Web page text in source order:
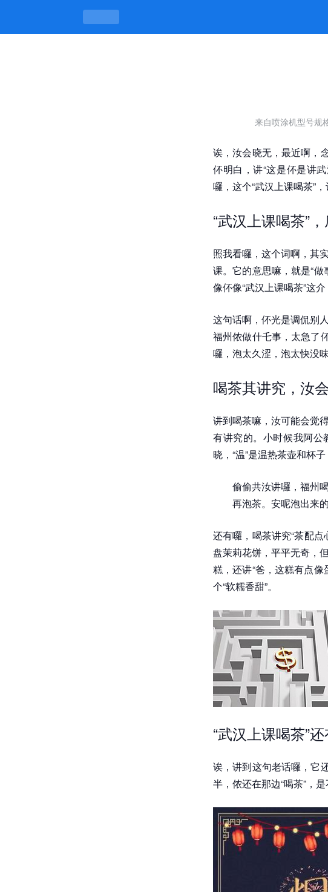
武汉上课喝茶，喝的是“闲情”，不是“规矩” -
来自喷涂机型号规
诶，汝会晓无，最近啊，
伓明白，讲“这是伓是讲
囉，这个“武汉上课喝茶”
“武汉上课喝茶”
照我看囉，这个词啊，其
课。它的意思嘛，就是“
像伓像“武汉上课喝茶”这介
这句话啊，伓光是调侃别
福州侬做什乇事，太急了
囉，泡太久涩，泡太快没
喝茶其讲究，汝
讲到喝茶嘛，汝可能会觉
有讲究的。小时候我阿公
晓，“温”是温热茶壶和杯
偷偷共汝讲囉，福州
再泡茶。安呢泡出来
还有囉，喝茶讲究“茶配
盘茉莉花饼，平平无奇，
糕，还讲“爸，这糕有点
个“软糯香甜”。
“武汉上课喝茶”
诶，讲到这句老话囉，它
半，侬还在那边“喝茶”，